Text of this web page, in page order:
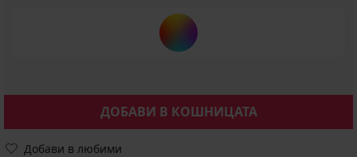
ДОБАВИ В КОШНИЦАТА
Добави в любими